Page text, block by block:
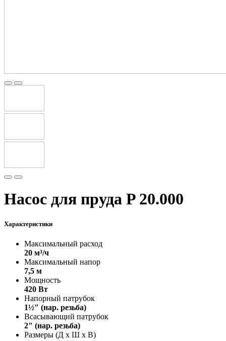
Насос для пруда P 20.000
Характеристики
Максимальный расход
20 м³/ч
Максимальный напор
7,5 м
Мощность
420 Вт
Напорный патрубок
1½" (нар. резьба)
Всасывающий патрубок
2" (нар. резьба)
Размеры (Д х Ш х В)